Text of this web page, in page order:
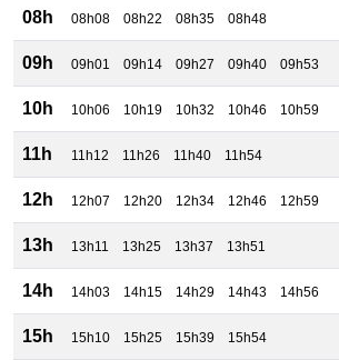
08h 08h08 08h22 08h35 08h48
09h 09h01 09h14 09h27 09h40 09h53
10h 10h06 10h19 10h32 10h46 10h59
11h 11h12 11h26 11h40 11h54
12h 12h07 12h20 12h34 12h46 12h59
13h 13h11 13h25 13h37 13h51
14h 14h03 14h15 14h29 14h43 14h56
15h 15h10 15h25 15h39 15h54